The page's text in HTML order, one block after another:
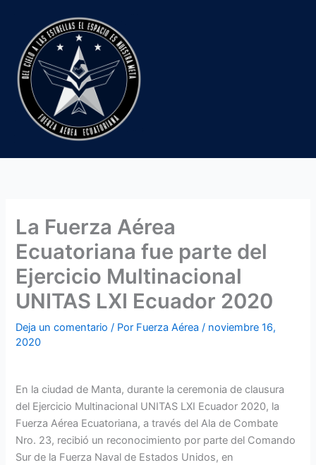
contenido
La Fuerza Aérea
Ecuatoriana fue parte del
Ejercicio Multinacional
UNITAS LXI Ecuador 2020
Deja un comentario / Por Fuerza Aérea/ noviembre 16,
2020
En la ciudad de Manta, durante la ceremonia de clausura
del Ejercicio Multinacional UNITAS LXI Ecuador 2020, la
Fuerza Aérea Ecuatoriana, a través del Ala de Combate
Nro. 23, recibió un reconocimiento por parte del Comando
Sur de la Fuerza Naval de Estados Unidos, en